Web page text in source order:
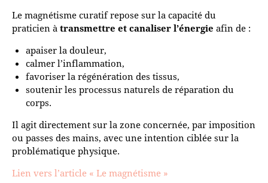
Le magnétisme curatif repose sur la capacité du
praticien à transmettre et canaliser l’énergie afin de :
apaiser la douleur,
calmer l’inflammation,
favoriser la régénération des tissus,
soutenir les processus naturels de réparation du
corps.
Il agit directement sur la zone concernée, par imposition
ou passes des mains, avec une intention ciblée sur la
problématique physique.
Lien vers l’article « Le magnétisme »